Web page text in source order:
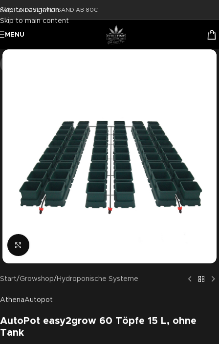
Skip to navigation
Skip to main content
KOSTENLOSER VERSAND AB 80€
MENU
Click to enlarge
Start/Growshop/ Hydroponische Systeme
AthenaAutopot
AutoPot easy2grow 60 Töpfe 15 L, ohne
Tank